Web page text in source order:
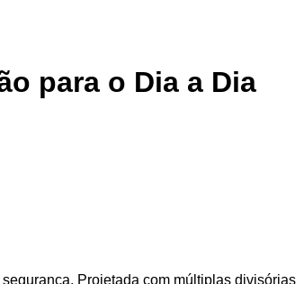
para o Dia a Dia
Projetada com múltiplas divisórias